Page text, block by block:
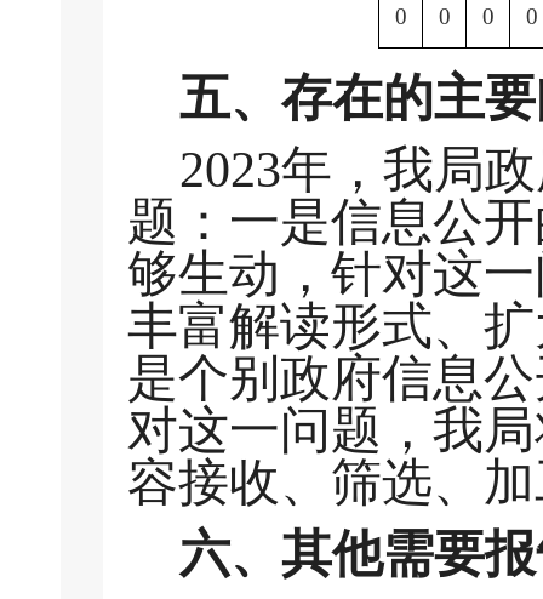
0 0 0 0
五、存在的主
2023年，我局
题：一是信息公
够生动，针对这
丰富解读形式、
是个别政府信息
对这一问题，我
容接收、筛选、
六、 其他需要